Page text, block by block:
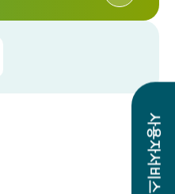
사용자서비스